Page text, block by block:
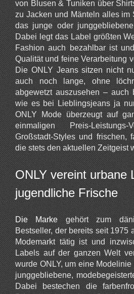
von Blusen & Tuniken über
zu Jacken und Mänteln alles im
das junge oder
Dabei legt das Label größten
Fashion auch bezahlbar ist
Qualität und feine Verarbeitung
Die ONLY Jeans sitzen nicht
auch noch lange, ohne
abgewetzt auszusehen – auch
wie es bei Lieblingsjeans ja
ONLY Mode überzeugt auf
einmaligen Preis-Leistungs-
Großstadt-Styles und frischen,
die stets den aktuellen Zeitgeist
ONLY vereint urbane
jugendliche Frische
Die Marke gehört zum
Bestseller, der bereits seit 1975
Modemarkt tätig ist und
Labels auf der ganzen Welt
wurde ONLY, um eine
junggebliebene,
Dabei bestechen die